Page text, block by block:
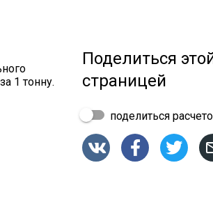
1 тонну.
Поделиться
страницей
поделиться
  